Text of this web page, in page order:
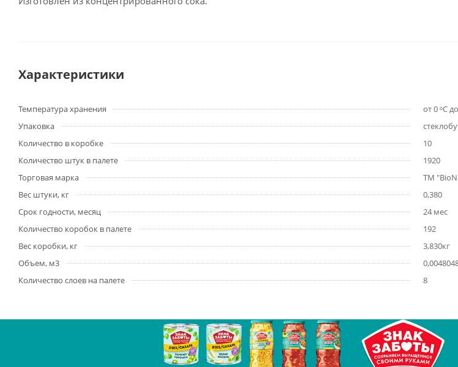
Характеристики
Температура хранения
от 0 ᵒС
Упаковка
Количество в коробке
10
Количество штук в палете
1920
Торговая марка
ТМ
Вес штуки, кг
0,380
Срок годности, месяц
24 мес
Количество коробок в палете
192
Вес коробки, кг
3,830кг
Объем, м3
Количество слоев на палете
8